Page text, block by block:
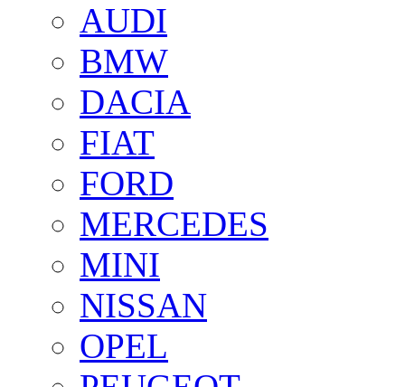
AUDI
BMW
DACIA
FIAT
FORD
MERCEDES
MINI
NISSAN
OPEL